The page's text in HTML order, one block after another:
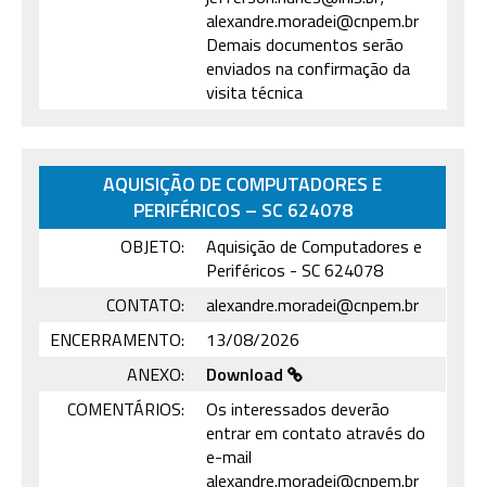
alexandre.moradei@cnpem.br
Demais documentos serão
enviados na confirmação da
visita técnica
AQUISIÇÃO DE COMPUTADORES E
PERIFÉRICOS – SC 624078
OBJETO:
Aquisição de Computadores e
Periféricos - SC 624078
CONTATO:
alexandre.moradei@cnpem.br
ENCERRAMENTO:
13/08/2026
ANEXO:
Download
COMENTÁRIOS:
Os interessados deverão
entrar em contato através do
e-mail
alexandre.moradei@cnpem.br